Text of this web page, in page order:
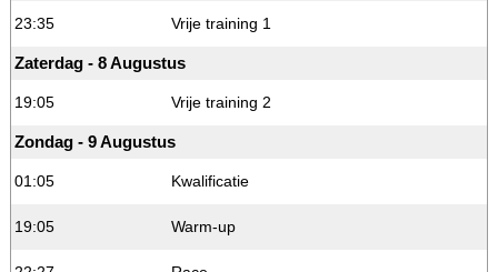
23:35 Vrije training 1
Zaterdag - 8 Augustus
19:05 Vrije training 2
Zondag - 9 Augustus
01:05 Kwalificatie
19:05 Warm-up